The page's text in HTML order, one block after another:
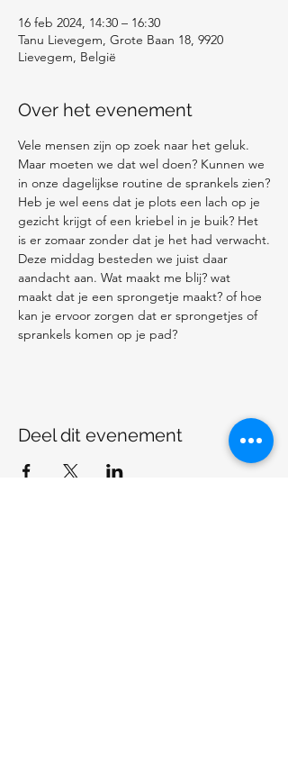
16 feb 2024, 14:30 – 16:30
Tanu Lievegem, Grote Baan 18, 9920
Lievegem, België
Over het evenement
Vele mensen zijn op zoek naar het geluk.
Maar moeten we dat wel doen? Kunnen we
in onze dagelijkse routine de sprankels zien?
Heb je wel eens dat je plots een lach op je
gezicht krijgt of een kriebel in je buik? Het
is er zomaar zonder dat je het had verwacht.
Deze middag besteden we juist daar
aandacht aan. Wat maakt me blij? wat
maakt dat je een sprongetje maakt? of hoe
kan je ervoor zorgen dat er sprongetjes of
sprankels komen op je pad?
Deel dit evenement